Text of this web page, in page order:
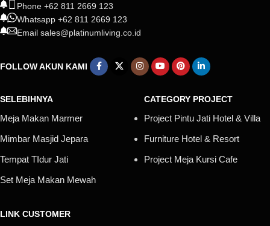
Phone +62 811 2669 123
Whatsapp +62 811 2669 123
Email sales@platinumliving.co.id
FOLLOW AKUN KAMI
SELEBIHNYA
Meja Makan Marmer
Mimbar Masjid Jepara
Tempat TIdur Jati
Set Meja Makan Mewah
CATEGORY PROJECT
Project Pintu Jati Hotel & Villa
Furniture Hotel & Resort
Project Meja Kursi Cafe
LINK CUSTOMER